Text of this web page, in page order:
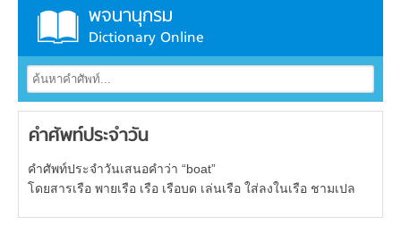
พจนานุกรม
Dictionary Online
คำศัพท์ประจำวัน
คำศัพท์ประจำวันเสนอคำว่า “boat”
โดยสารเรือ พายเรือ เรือ เรือบด เล่นเรือ ใส่ลงในเรือ ชามเปล